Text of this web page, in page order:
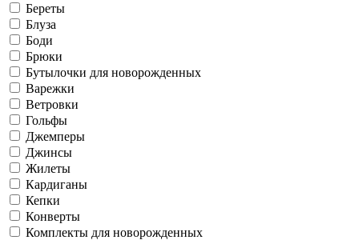
Береты
Блуза
Боди
Брюки
Бутылочки для новорожденных
Варежки
Ветровки
Гольфы
Джемперы
Джинсы
Жилеты
Кардиганы
Кепки
Конверты
Комплекты для новорожденных